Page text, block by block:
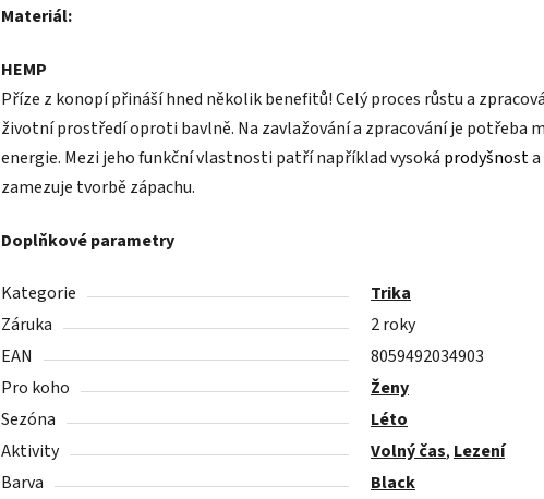
Materiál:
HEMP
Příze z konopí přináší hned několik benefitů! Celý proces růstu a
životní prostředí oproti bavlně. Na zavlažování a zpracování je potřeba
energie. Mezi jeho funkční vlastnosti patří například vysoká prodyšnost
zamezuje tvorbě zápachu.
Doplňkové parametry
Kategorie
Trika
Záruka
2 roky
EAN
8059492034903
Pro koho
Ženy
Sezóna
Léto
Aktivity
Volný čas, Lezení
Barva
Black